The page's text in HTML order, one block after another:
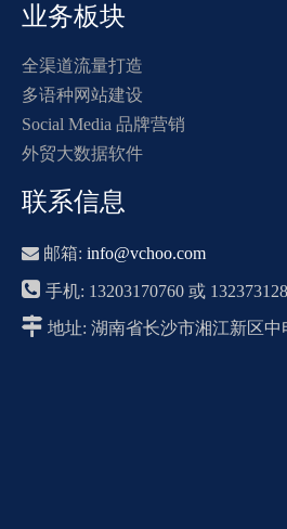
业务板块
全渠道流量打造
多语种网站建设
Social Media 品牌营销
外贸大数据软件
联系信息
 邮箱: info@vchoo.com
 手机: 13203170760 或
 地址: 湖南省长沙市湘江新区中